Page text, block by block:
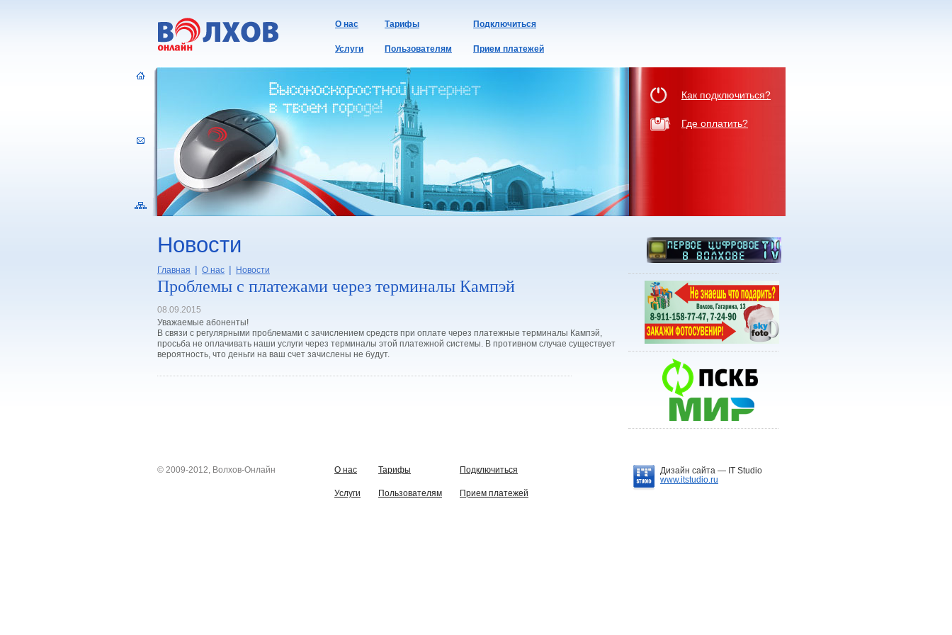
О нас Тарифы Подключиться
Услуги Пользователям Прием платежей
Как подключиться?
Где оплатить?
Новости
Главная | О нас | Новости
Проблемы с платежами через терминалы Кампэй
08.09.2015
Уважаемые абоненты!
В связи с регулярными проблемами с зачислением средств при оплате через платежные терминалы Кампэй,
просьба не оплачивать наши услуги через терминалы этой платежной системы. В противном случае существует
вероятность, что деньги на ваш счет зачислены не будут.
© 2009-2012, Волхов-Онлайн О нас Тарифы Подключиться
Услуги Пользователям Прием платежей
Дизайн сайта — IT Studio
www.itstudio.ru